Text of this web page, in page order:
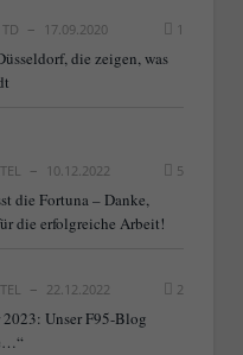
17.09.2020 1
die zeigen, was
10.12.2022 5
die Fortuna – Danke,
die erfolgreiche Arbeit!
22.12.2022 2
2023: Unser F95-Blog